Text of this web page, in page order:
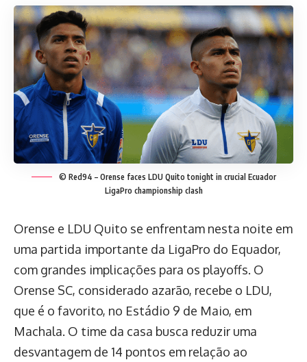
© Red94 – Orense faces LDU Quito tonight in crucial Ecuador
LigaPro championship clash
Orense e LDU Quito se enfrentam nesta noite em
uma partida importante da LigaPro do Equador,
com grandes implicações para os playoffs. O
Orense SC, considerado azarão, recebe o LDU,
que é o favorito, no Estádio 9 de Maio, em
Machala. O time da casa busca reduzir uma
desvantagem de 14 pontos em relação ao